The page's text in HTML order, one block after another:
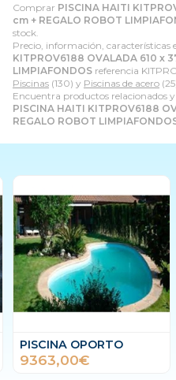
Comprar PISCINA HAITI
cm + REGALO ROBOT
stock.
Precio, información, características
KITPROV6188 OVALADA 610 x
LIMPIAFONDOS referencia
Piscinas (130) y Piscinas de acero
Encuentra productos relacionados
PISCINA HAITI KITPROV6188
REGALO ROBOT
PISCINA OPORTO
9363,00€